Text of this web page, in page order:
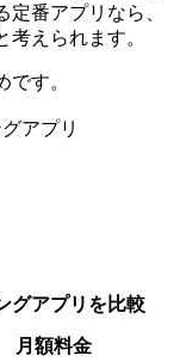
番アプリなら、
えられます。
す。
アプリ
グアプリを比較
月額料金